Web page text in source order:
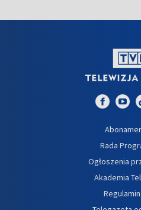
Rada
Ogłoszenia
Akademia